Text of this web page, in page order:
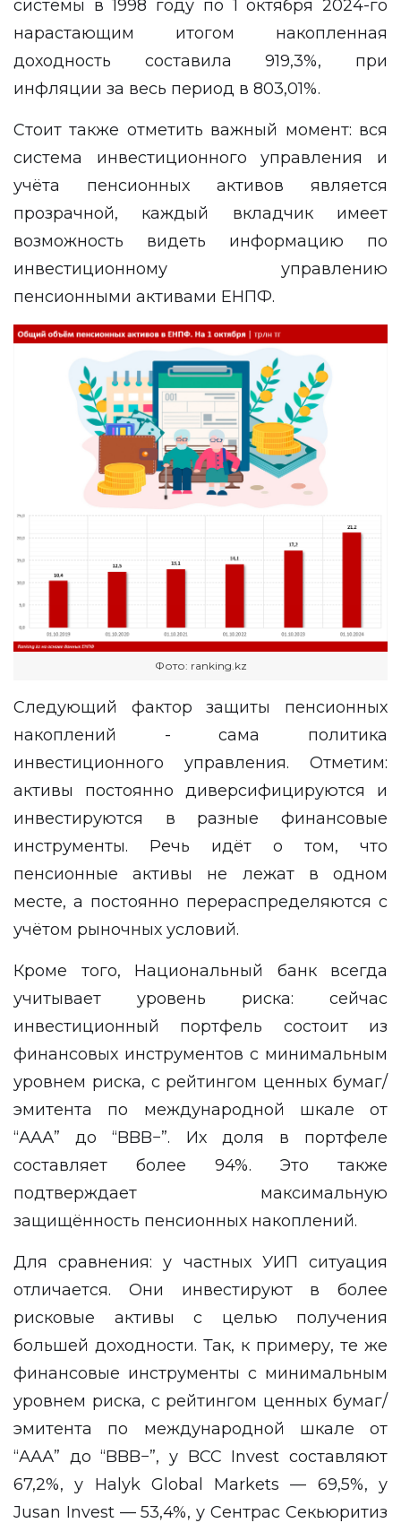
системы в 1998 году по 1 октября 2024-го
нарастающим итогом накопленная
доходность составила 919,3%, при
инфляции за весь период в 803,01%.
Стоит также отметить важный момент: вся
система инвестиционного управления и
учёта пенсионных активов является
прозрачной, каждый вкладчик имеет
возможность видеть информацию по
инвестиционному управлению
пенсионными активами ЕНПФ.
Фото: ranking.kz
Следующий фактор защиты пенсионных
накоплений - сама политика
инвестиционного управления. Отметим:
активы постоянно диверсифицируются и
инвестируются в разные финансовые
инструменты. Речь идёт о том, что
пенсионные активы не лежат в одном
месте, а постоянно перераспределяются с
учётом рыночных условий.
Кроме того, Национальный банк всегда
учитывает уровень риска: сейчас
инвестиционный портфель состоит из
финансовых инструментов с минимальным
уровнем риска, с рейтингом ценных бумаг/
эмитента по международной шкале от
“ААА” до “BBB−”. Их доля в портфеле
составляет более 94%. Это также
подтверждает максимальную
защищённость пенсионных накоплений.
Для сравнения: у частных УИП ситуация
отличается. Они инвестируют в более
рисковые активы с целью получения
большей доходности. Так, к примеру, те же
финансовые инструменты с минимальным
уровнем риска, с рейтингом ценных бумаг/
эмитента по международной шкале от
“ААА” до “BBB−”, у BCC Invest составляют
67,2%, у Halyk Global Markets — 69,5%, у
Jusan Invest — 53,4%, у Сентрас Секьюритиз